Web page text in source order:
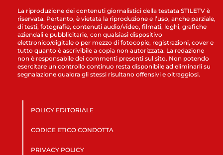
La riproduzione dei contenuti giornalistici della testata STILETV è
riservata. Pertanto, è vietata la riproduzione e l’uso, anche parziale,
di testi, fotografie, contenuti audio/video, filmati, loghi, grafiche
aziendali e pubblicitarie, con qualsiasi dispositivo
elettronico/digitale o per mezzo di fotocopie, registrazioni, cover e
tutto quanto è ascrivibile a copia non autorizzata. La redazione
non è responsabile dei commenti presenti sul sito. Non potendo
esercitare un controllo continuo resta disponibile ad eliminarli su
segnalazione qualora gli stessi risultano offensivi e oltraggiosi.
POLICY EDITORIALE
CODICE ETICO CONDOTTA
PRIVACY POLICY